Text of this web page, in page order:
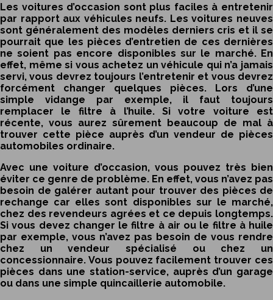
Les voitures d’occasion sont plus faciles à entretenir
par rapport aux véhicules neufs. Les voitures neuves
sont généralement des modèles derniers cris et il se
pourrait que les pièces d’entretien de ces dernières
ne soient pas encore disponibles sur le marché. En
effet, même si vous achetez un véhicule qui n’a jamais
servi, vous devrez toujours l’entretenir et vous devrez
forcément changer quelques pièces. Lors d’une
simple vidange par exemple, il faut toujours
remplacer le filtre à l’huile. Si votre voiture est
récente, vous aurez sûrement beaucoup de mal à
trouver cette pièce auprès d’un vendeur de pièces
automobiles ordinaire.
Avec une voiture d’occasion, vous pouvez très bien
éviter ce genre de problème. En effet, vous n’avez pas
besoin de galérer autant pour trouver des pièces de
rechange car elles sont disponibles sur le marché,
chez des revendeurs agrées et ce depuis longtemps.
Si vous devez changer le filtre à air ou le filtre à huile
par exemple, vous n’avez pas besoin de vous rendre
chez un vendeur spécialisé ou chez un
concessionnaire. Vous pouvez facilement trouver ces
pièces dans une station-service, auprès d’un garage
ou dans une simple quincaillerie automobile.